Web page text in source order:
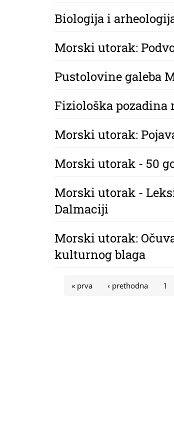
Biologija i
Morski utorak:
Pustolovine galeba
Fiziološka pozadina
Morski utorak:
Morski utorak - 50
Morski utorak -
Dalmaciji
Morski utorak:
kulturnog blaga
Stranice
« prva ‹ prethodna 1